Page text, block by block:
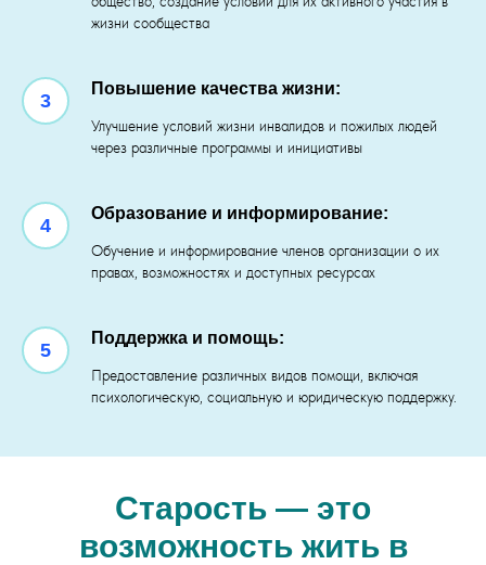
жизни сообщества
3
Повышение качества жизни:
Улучшение условий жизни инвалидов и пожилых людей
через различные программы и инициативы
4
Образование и информирование:
Обучение и информирование членов организации о их
правах, возможностях и доступных ресурсах
5
Поддержка и помощь:
Предоставление различных видов помощи, включая
психологическую, социальную и юридическую поддержку.
Старость — это
возможность жить в